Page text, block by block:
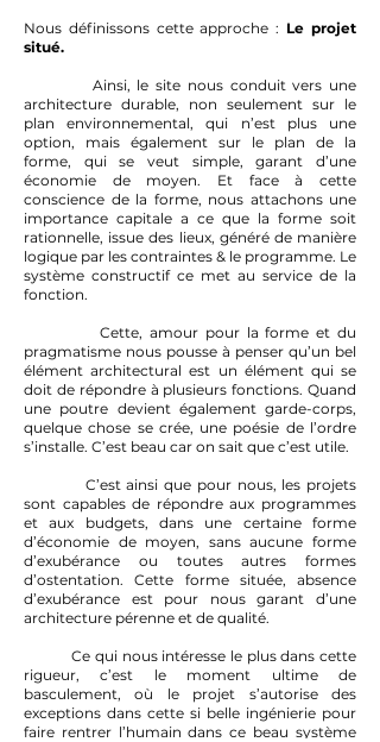
Nous définissons cette approche : Le projet
situé.
Ainsi, le site nous conduit vers une
architecture durable, non seulement sur le
plan environnemental, qui n’est plus une
option, mais également sur le plan de la
forme, qui se veut simple, garant d’une
économie de moyen. Et face à cette
conscience de la forme, nous attachons une
importance capitale a ce que la forme soit
rationnelle, issue des lieux, généré de manière
logique par les contraintes & le programme. Le
système constructif ce met au service de la
fonction.
Cette, amour pour la forme et du
pragmatisme nous pousse à penser qu’un bel
élément architectural est un élément qui se
doit de répondre à plusieurs fonctions. Quand
une poutre devient également garde-corps,
quelque chose se crée, une poésie de l’ordre
s’installe. C’est beau car on sait que c’est utile.
C’est ainsi que pour nous, les projets
sont capables de répondre aux programmes
et aux budgets, dans une certaine forme
d’économie de moyen, sans aucune forme
d’exubérance ou toutes autres formes
d’ostentation. Cette forme située, absence
d’exubérance est pour nous garant d’une
architecture pérenne et de qualité.
Ce qui nous intéresse le plus dans cette
rigueur, c’est le moment ultime de
basculement, où le projet s’autorise des
exceptions dans cette si belle ingénierie pour
faire rentrer l’humain dans ce beau système